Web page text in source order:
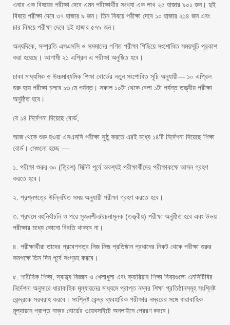
এবার এক বিষয়ের পরীক্ষা দেবে এমন পরীক্ষার্থীর সংখ্যা এক লাখ ২৫ হাজার ৯০১ জন। দুই
বিষয়ে পরীক্ষা দেবে ৩৭ হাজার ৯ জন। তিন বিষয়ে পরীক্ষা দেবে ১০ হাজার ২১৪ জন এবং
চার বিষয়ে পরীক্ষা দেবে দুই হাজার ৫৭৯ জন।
অন্যদিকে, সম্প্রতি এসএসসি ও সমমানের গণিত পরীক্ষা পিছিয়ে সংশোধিত সময়সূচি প্রকাশ
করা হয়েছে। আগামী ২১ এপ্রিল এ পরীক্ষা অনুষ্ঠিত হবে।
ঢাকা মাধ্যমিক ও উচ্চমাধ্যমিক শিক্ষা বোর্ডের নতুন সংশোধিত সূচি অনুযায়ী— ১০ এপ্রিল
শুরু হয়ে পরীক্ষা চলবে ১৩ মে পর্যন্ত। সকাল ১০টা থেকে বেলা ১টা পর্যন্ত তত্ত্বীয় পরীক্ষা
অনুষ্ঠিত হবে।
যে ১৪ নির্দেশনা দিয়েছে বোর্ড;
আজ থেকে শুরু হওয়া এসএসসি পরীক্ষা সুষ্ঠু করতে এরই মধ্যে ১৪টি নির্দেশনা দিয়েছে শিক্ষা
বোর্ড। সেগুলো হচ্ছে —
১. পরীক্ষা শুরুর ৩০ (ত্রিশ) মিনিট পূর্বে অবশ্যই পরীক্ষার্থীদের পরীক্ষাকক্ষে আসন গ্রহণ
করতে হবে।
২. প্রশ্নপত্রে উল্লিখিত সময় অনুযায়ী পরীক্ষা গ্রহণ করতে হবে।
৩. প্রথমে বহুনির্বাচনি ও পরে সৃজনশীল/রচনামূলক (তত্ত্বীয়) পরীক্ষা অনুষ্ঠিত হবে এবং উভয়
পরীক্ষার মধ্যে কোনো বিরতি থাকবে না।
৪. পরীক্ষার্থীরা তাদের প্রবেশপত্র নিজ নিজ প্রতিষ্ঠান প্রধানের নিকট থেকে পরীক্ষা শুরুর
কমপক্ষে তিন দিন পূর্বে সংগ্রহ করবে।
৫. শারীরিক শিক্ষা, স্বাস্থ্য বিজ্ঞান ও খেলাধুলা এবং ক্যারিয়ার শিক্ষা বিষয়গুলো এনসিটিবির
নির্দেশনা অনুসারে ধারাবাহিক মূল্যায়নের মাধ্যমে প্রাপ্ত নম্বর শিক্ষা প্রতিষ্ঠানসমূহ সংশ্লিষ্ট
কেন্দ্রকে সরবরাহ করবে। সংশ্লিষ্ট কেন্দ্র ব্যবহারিক পরীক্ষার নম্বরের সঙ্গে ধারাবাহিক
মূল্যায়নে প্রাপ্ত নম্বর বোর্ডের ওয়েবসাইটে অনলাইনে প্রেরণ করবে।